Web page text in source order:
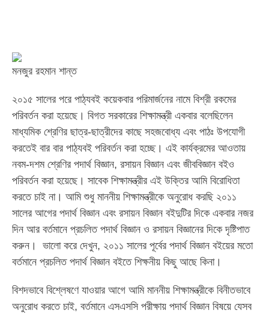
মনজুর রহমান শান্ত
২০১৫ সালের পরে পাঠ্যবই কয়েকবার পরিমার্জনের নামে বিশ্রী রকমের
পরিবর্তন করা হয়েছে। বিগত সরকারের শিক্ষামন্ত্রী একবার বলেছিলেন
মাধ্যমিক শ্রেণির ছাত্র-ছাত্রীদের কাছে সহজবোধ্য এবং পাঠঃ উপযোগী
করতেই বার বার পাঠ্যবই পরিবর্তন করা হচ্ছে। এই কার্যক্রমের আওতায়
নবম-দশম শ্রেণির পদার্থ বিজ্ঞান, রসায়ন বিজ্ঞান এবং জীববিজ্ঞান বইও
পরিবর্তন করা হয়েছে। সাবেক শিক্ষামন্ত্রীর এই উক্তির আমি বিরোধিতা
করতে চাই না। আমি শুধু মাননীয় শিক্ষামন্ত্রীকে অনুরোধ করছি ২০১১
সালের আগের পদার্থ বিজ্ঞান এবং রসায়ন বিজ্ঞান বইদুটির দিকে একবার নজর
দিন আর বর্তমানে প্রচলিত পদার্থ বিজ্ঞান ও রসায়ন বিজ্ঞানের দিকে দৃষ্টিপাত
করুন। ভালো করে দেখুন, ২০১১ সালের পূর্বের পদার্থ বিজ্ঞান বইয়ের মতো
বর্তমানে প্রচলিত পদার্থ বিজ্ঞান বইতে শিক্ষনীয় কিছু আছে কিনা।
বিশদভাবে বিশ্লেষণে যাওয়ার আগে আমি মাননীয় শিক্ষামন্ত্রীকে বিনীতভাবে
অনুরোধ করতে চাই, বর্তমানে এসএসসি পরীক্ষায় পদার্থ বিজ্ঞান বিষয়ে যেসব